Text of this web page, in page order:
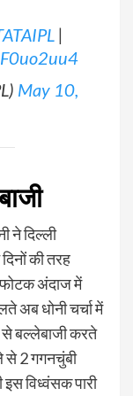
|
May 10,
ने दिल्ली
की तरह
अंदाज में
अब धोनी चर्चा में
से बल्लेबाजी करते
से 2 गगनचुंबी
विध्वंसक पारी